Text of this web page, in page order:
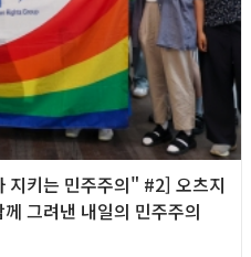
키는 민주주의" #2] 오츠지
그려낸 내일의 민주주의